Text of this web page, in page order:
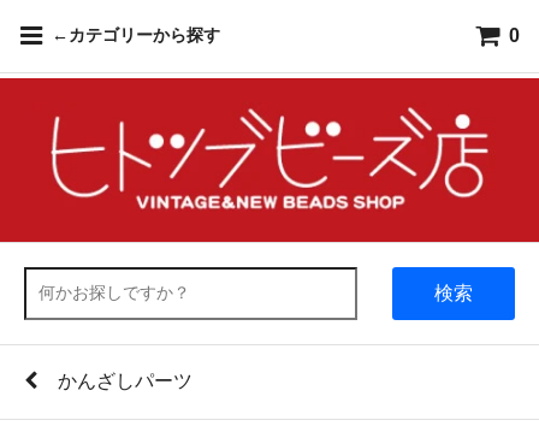
←カテゴリーから探す 0
検索
かんざしパーツ